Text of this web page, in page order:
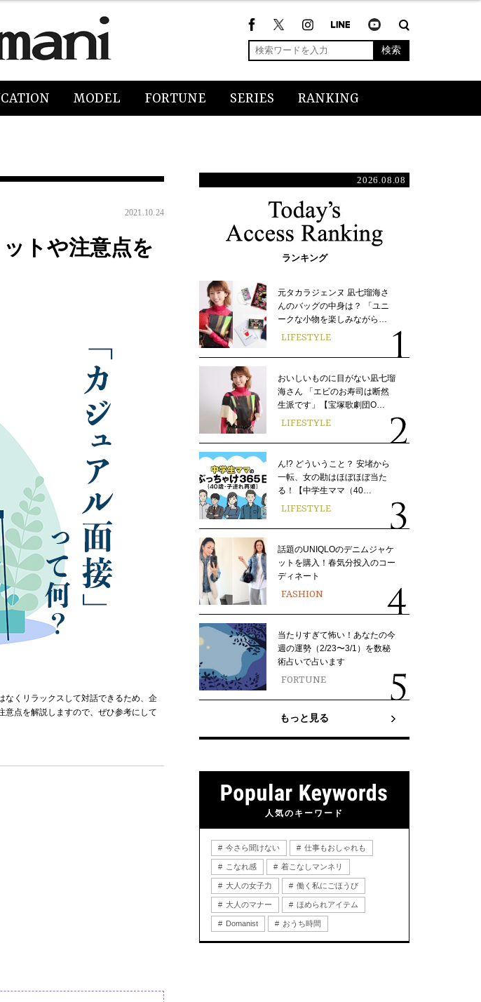
検索
MODEL FORTUNE SERIES RANKING
2021.10.24
トや注意点を
なくリラックスして対話できるため、企
意点を解説しますので、ぜひ参考にして
2026.08.08
ランキング
元タカラジェンヌ 凪七瑠海さ
んのバッグの中身は？ 「ユニ
ークな小物を楽しみながら…
LIFESTYLE
おいしいものに目がない凪七瑠
海さん 「エビのお寿司は断然
生派です」【宝塚歌劇団O…
LIFESTYLE
ん!? どういうこと？ 安堵から
一転、女の勘はほぼほぼ当た
る！【中学生ママ（40…
LIFESTYLE
話題のUNIQLOのデニムジャケ
ットを購入！春気分投入のコー
ディネート
FASHION
当たりすぎて怖い！あなたの今
週の運勢（2/23〜3/1）を数秘
術占いで占います
FORTUNE
もっと見る
人気のキーワード
今さら聞けない 仕事もおしゃれも
こなれ感 着こなしマンネリ
大人の女子力 働く私にごほうび
大人のマナー ほめられアイテム
Domanist おうち時間